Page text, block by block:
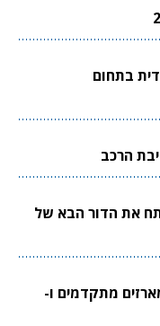
בתחום
הרכב
את הדור הבא של
מתקדמים ו-